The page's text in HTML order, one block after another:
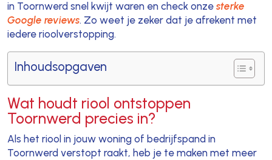
in Toornwerd snel kwijt waren en check onze sterke
Google reviews. Zo weet je zeker dat je afrekent met
iedere rioolverstopping.
Inhoudsopgaven
Wat houdt riool ontstoppen
Toornwerd precies in?
Als het riool in jouw woning of bedrijfspand in
Toornwerd verstopt raakt, heb je te maken met meer